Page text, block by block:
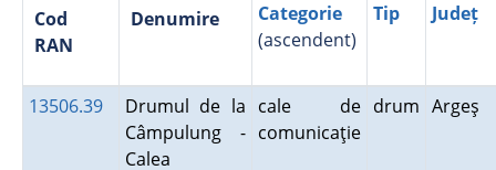
Cod
RAN
Denumire
Categorie
(ascendent)
Tip Județ
13506.39
Drumul de la
Câmpulung -
Calea
cale de
comunicaţie
drum Argeş